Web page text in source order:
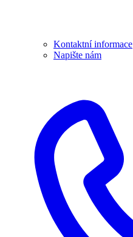
Kontaktní informace
Napište nám